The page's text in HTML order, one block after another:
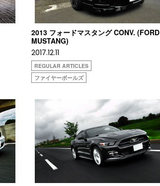
2013 フォードマスタング CONV. (FORD
MUSTANG)
2017.12.11
REGULAR ARTICLES
ファイヤーボールズ